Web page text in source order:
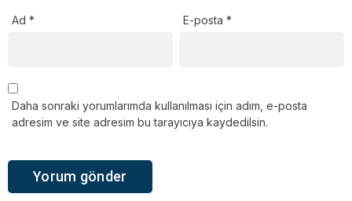
Ad * E-posta*
Daha sonraki yorumlarımda kullanılması için adım, e-posta
adresim ve site adresim bu tarayıcıya kaydedilsin.